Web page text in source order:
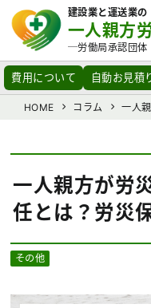
建設業と運送業の
一人親方
─労働局承認団
費用について 自動お見積
HOME コラム 一人
一人親方が労
任とは？労災
その他